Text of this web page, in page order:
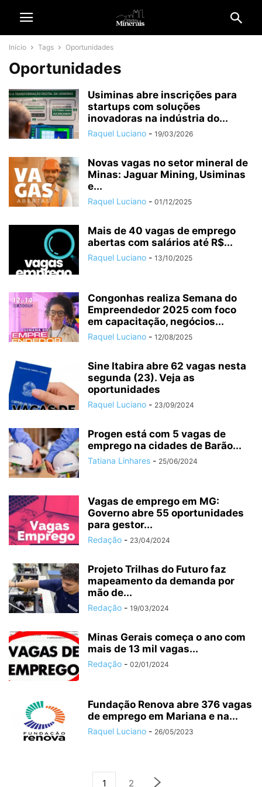
Início Tags Oportunidades
Oportunidades
Usiminas abre inscrições para
startups com soluções
inovadoras na indústria do...
Raquel Luciano - 19/03/2026
Novas vagas no setor mineral de
Minas: Jaguar Mining, Usiminas
e...
Raquel Luciano - 01/12/2025
Mais de 40 vagas de emprego
abertas com salários até R$...
Raquel Luciano - 13/10/2025
Congonhas realiza Semana do
Empreendedor 2025 com foco
em capacitação, negócios...
Raquel Luciano - 12/08/2025
Sine Itabira abre 62 vagas nesta
segunda (23). Veja as
oportunidades
Raquel Luciano - 23/09/2024
Progen está com 5 vagas de
emprego na cidades de Barão...
Tatiana Linhares - 25/06/2024
Vagas de emprego em MG:
Governo abre 55 oportunidades
para gestor...
Redação - 23/04/2024
Projeto Trilhas do Futuro faz
mapeamento da demanda por
mão de...
Redação - 19/03/2024
Minas Gerais começa o ano com
mais de 13 mil vagas...
Redação - 02/01/2024
Fundação Renova abre 376 vagas
de emprego em Mariana e na...
Raquel Luciano - 26/05/2023
1 2